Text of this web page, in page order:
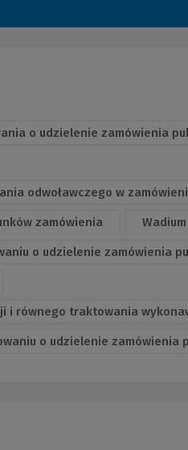
o udzielenie zamówienia
odwoławczego w
zamówienia Wadium
o udzielenie zamówienia
i równego traktowania
o udzielenie zamówienia